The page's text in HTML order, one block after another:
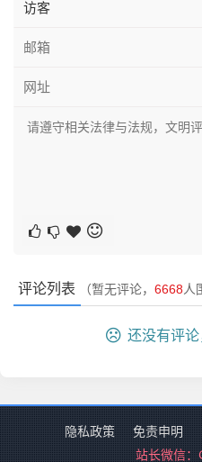
评论列表 （暂无评论， 6668人
还没有评
隐私政策 免责申明
站长微信：